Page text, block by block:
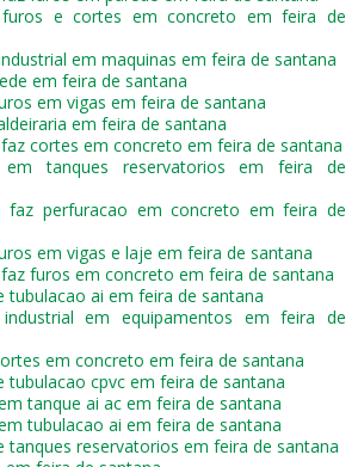
furos e cortes em concreto em feira de
em maquinas em feira de santana
em feira de santana
em vigas em feira de santana
em feira de santana
cortes em concreto em feira de santana
em tanques reservatorios em feira de
faz perfuracao em concreto em feira de
em vigas e laje em feira de santana
furos em concreto em feira de santana
tubulacao ai em feira de santana
industrial em equipamentos em feira de
em concreto em feira de santana
tubulacao cpvc em feira de santana
tanque ai ac em feira de santana
tubulacao ai em feira de santana
tanques reservatorios em feira de santana